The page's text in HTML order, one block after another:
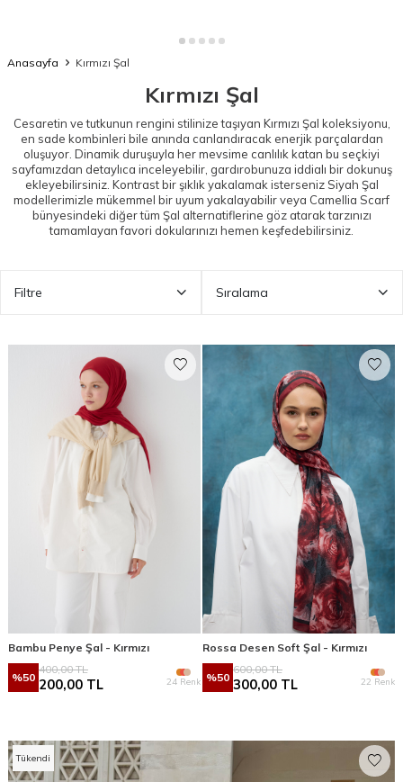
Anasayfa Kırmızı Şal
Kırmızı Şal
Cesaretin ve tutkunun rengini stilinize taşıyan Kırmızı Şal koleksiyonu,
en sade kombinleri bile anında canlandıracak enerjik parçalardan
oluşuyor. Dinamik duruşuyla her mevsime canlılık katan bu seçkiyi
sayfamızdan detaylıca inceleyebilir, gardırobunuza iddialı bir dokunuş
ekleyebilirsiniz. Kontrast bir şıklık yakalamak isterseniz Siyah Şal
modellerimizle mükemmel bir uyum yakalayabilir veya Camellia Scarf
bünyesindeki diğer tüm Şal alternatiflerine göz atarak tarzınızı
tamamlayan favori dokularınızı hemen keşfedebilirsiniz.
Filtre Sıralama
Bambu Penye Şal - Kırmızı
%50
400,00TL
200,00 TL 24 Renk
Rossa Desen Soft Şal - Kırmızı
%50
600,00TL
300,00 TL 22 Renk
Tükendi